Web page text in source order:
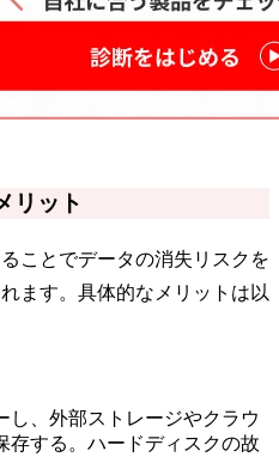
リット
ことでデータの消失リスクを
ます。具体的なメリットは以
し、外部ストレージやクラウ
存する。ハードディスクの故